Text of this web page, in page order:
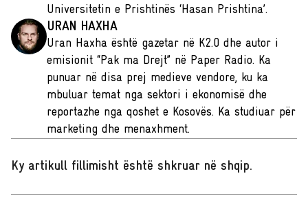
Universitetin e Prishtinës ‘Hasan Prishtina’.
URAN HAXHA
Uran Haxha është gazetar në K2.0 dhe autor i
emisionit “Pak ma Drejt” në Paper Radio. Ka
punuar në disa prej medieve vendore, ku ka
mbuluar temat nga sektori i ekonomisë dhe
reportazhe nga qoshet e Kosovës. Ka studiuar për
marketing dhe menaxhment.
Ky artikull fillimisht është shkruar në shqip.